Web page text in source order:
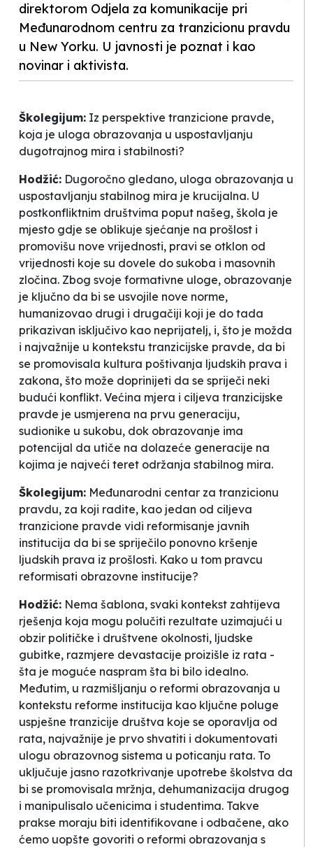
direktorom Odjela za komunikacije pri
Međunarodnom centru za tranzicionu pravdu
u New Yorku. U javnosti je poznat i kao
novinar i aktivista.
Školegijum: Iz perspektive tranzicione pravde,
koja je uloga obrazovanja u uspostavljanju
dugotrajnog mira i stabilnosti?
Hodžić: Dugoročno gledano, uloga obrazovanja u
uspostavljanju stabilnog mira je krucijalna. U
postkonfliktnim društvima poput našeg, škola je
mjesto gdje se oblikuje sjećanje na prošlost i
promovišu nove vrijednosti, pravi se otklon od
vrijednosti koje su dovele do sukoba i masovnih
zločina. Zbog svoje formativne uloge, obrazovanje
je ključno da bi se usvojile nove norme,
humanizovao drugi i drugačiji koji je do tada
prikazivan isključivo kao neprijatelj, i, što je možda
i najvažnije u kontekstu tranzicijske pravde, da bi
se promovisala kultura poštivanja ljudskih prava i
zakona, što može doprinijeti da se spriječi neki
budući konflikt. Većina mjera i ciljeva tranzicijske
pravde je usmjerena na prvu generaciju,
sudionike u sukobu, dok obrazovanje ima
potencijal da utiče na dolazeće generacije na
kojima je najveći teret održanja stabilnog mira.
Školegijum: Međunarodni centar za tranzicionu
pravdu, za koji radite, kao jedan od ciljeva
tranzicione pravde vidi reformisanje javnih
institucija da bi se spriječilo ponovno kršenje
ljudskih prava iz prošlosti. Kako u tom pravcu
reformisati obrazovne institucije?
Hodžić: Nema šablona, svaki kontekst zahtijeva
rješenja koja mogu polučiti rezultate uzimajući u
obzir političke i društvene okolnosti, ljudske
gubitke, razmjere devastacije proizišle iz rata -
šta je moguće naspram šta bi bilo idealno.
Međutim, u razmišljanju o reformi obrazovanja u
kontekstu reforme institucija kao ključne poluge
uspješne tranzicije društva koje se oporavlja od
rata, najvažnije je prvo shvatiti i dokumentovati
ulogu obrazovnog sistema u poticanju rata. To
uključuje jasno razotkrivanje upotrebe školstva da
bi se promovisala mržnja, dehumanizacija drugog
i manipulisalo učenicima i studentima. Takve
prakse moraju biti identifikovane i odbačene, ako
ćemo uopšte govoriti o reformi obrazovanja s